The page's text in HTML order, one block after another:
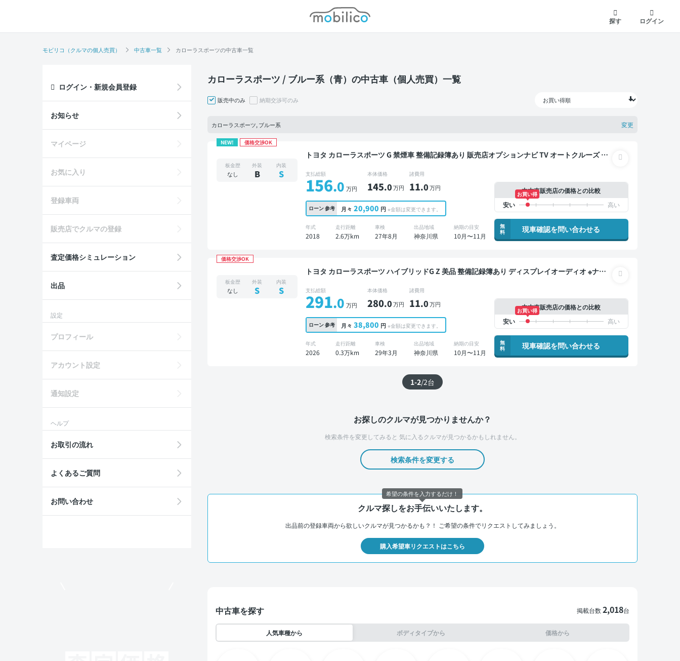
モビリコ
探す
ログイン
モビリコ（クルマの個人売買） 中古車一覧 カローラスポーツの中古車一覧
カローラスポーツ / ブルー系（青）の中古車（個人売買）一覧
販売中のみ 納期交渉可のみ
カローラスポーツ, ブルー系 変更
NEW! 価格交渉OK
トヨタ カローラスポーツ G 禁煙車 整備記録簿あり 販売店オプションナビ TV オートクルーズ ス
板金歴
なし
外装
B
内装
S 支払総額
156.0 万円
本体価格
145.0万円
諸費用
11.0万円
ローン参考 月々 20,900 円 ※金額は変更できます。
年式
2018
走行距離
2.6万km
車検
27年8月
出品地域
神奈川県
納期の目安
10月〜11月
中古車販売店の価格との比較
お買い得
無
料
現車確認を問い合わせる
価格交渉OK
トヨタ カローラスポーツ ハイブリッドG Z 美品 整備記録簿あり ディスプレイオーディオ ※ナビ
トキー ETC バックモニター ドライブレコーダー 衝突軽減
板金歴
なし
外装
S
内装
S 支払総額
291.0 万円
本体価格
280.0万円
諸費用
11.0万円
ローン参考 月々 38,800 円 ※金額は変更できます。
年式
2026
走行距離
0.3万km
車検
29年3月
出品地域
神奈川県
納期の目安
10月〜11月
中古車販売店の価格との比較
お買い得
無
料
現車確認を問い合わせる
1-2/2台
お探しのクルマが見つかりませんか？
検索条件を変更してみると 気に入るクルマが見つかるかもしれません。
検索条件を変更する
クルマ探しをお手伝いいたします。
出品前の登録車両から欲しいクルマが見つかるかも？！ ご希望の条件でリクエストしてみましょう。
購入希望車リクエストはこちら
中古車を探す 掲載台数2,018台
人気車種から ボディタイプから 価格から
ログイン・新規会員登録
お知らせ
マイページ
お気に入り
登録車両
販売店でクルマの登録
査定価格シミュレーション
出品
設定
プロフィール
アカウント設定
通知設定
ヘルプ
お取引の流れ
よくあるご質問
お問い合わせ
希望の条件を入力するだけ！